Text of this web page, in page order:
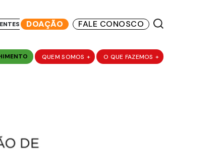
DOAÇÃO FALE CONOSCO
QUEM SOMOS + O QUE FAZEMOS +